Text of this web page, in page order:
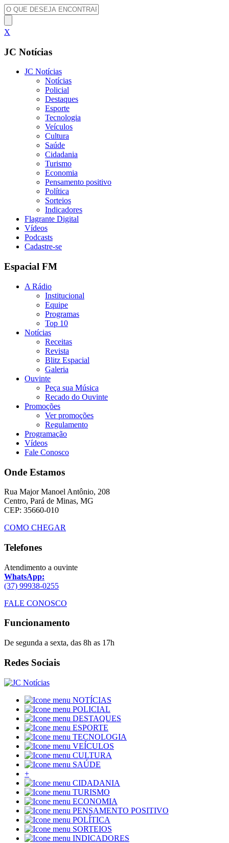
X
JC Notícias
JC Notícias
Notícias
Policial
Destaques
Esporte
Tecnologia
Veículos
Cultura
Saúde
Cidadania
Turismo
Economia
Pensamento positivo
Política
Sorteios
Indicadores
Flagrante Digital
Vídeos
Podcasts
Cadastre-se
Espacial FM
A Rádio
Institucional
Equipe
Programas
Top 10
Notícias
Receitas
Revista
Blitz Espacial
Galeria
Ouvinte
Peça sua Música
Recado do Ouvinte
Promoções
Ver promoções
Regulamento
Programação
Vídeos
Fale Conosco
Onde Estamos
Rua Major Manoel Antônio, 208
Centro, Pará de Minas, MG
CEP: 35660-010
COMO CHEGAR
Telefones
Atendimento a ouvinte
WhatsApp:
(37) 99938-0255
FALE CONOSCO
Funcionamento
De segunda a sexta, das 8h as 17h
Redes Sociais
NOTÍCIAS
POLICIAL
DESTAQUES
ESPORTE
TECNOLOGIA
VEÍCULOS
CULTURA
SAÚDE
+
CIDADANIA
TURISMO
ECONOMIA
PENSAMENTO POSITIVO
POLÍTICA
SORTEIOS
INDICADORES